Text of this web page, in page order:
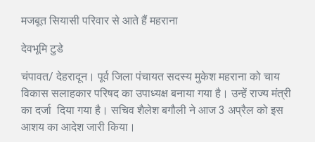
मजबूत सियासी परिवार से आते हैं महराना
देवभूमि टुडे
चंपावत/ देहरादून। पूर्व जिला पंचायत सदस्य मुकेश महराना को चाय
विकास सलाहकार परिषद का उपाध्यक्ष बनाया गया है। उन्हें राज्य मंत्री
का दर्जा दिया गया है। सचिव शैलेश बगौली ने आज 3 अप्रैल को इस
आशय का आदेश जारी किया।